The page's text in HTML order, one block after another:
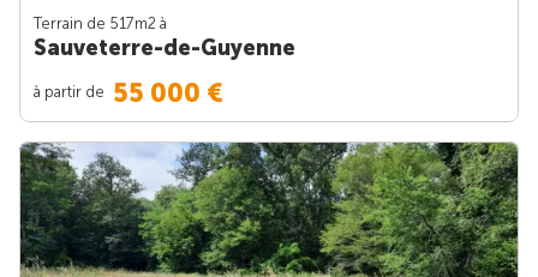
Terrain de 517m2 à
Sauveterre-de-Guyenne
à partir de 55 000 €